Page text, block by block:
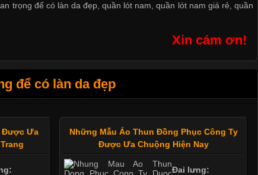
trọng để có làn da đẹp ,quần lót nam ,quần lót nam giá rẻ quần
Xin cám ơn!
để có làn da đẹp
Được Ưa
Những Mẫu Áo Thun Đồng Phục Công Ty
Được Ưa Chuộng Hiện Nay
Đai lưng: